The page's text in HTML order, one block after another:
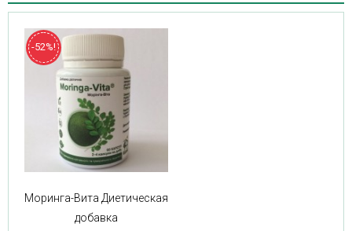
-52%!
Моринга-Вита Диетическая
добавка